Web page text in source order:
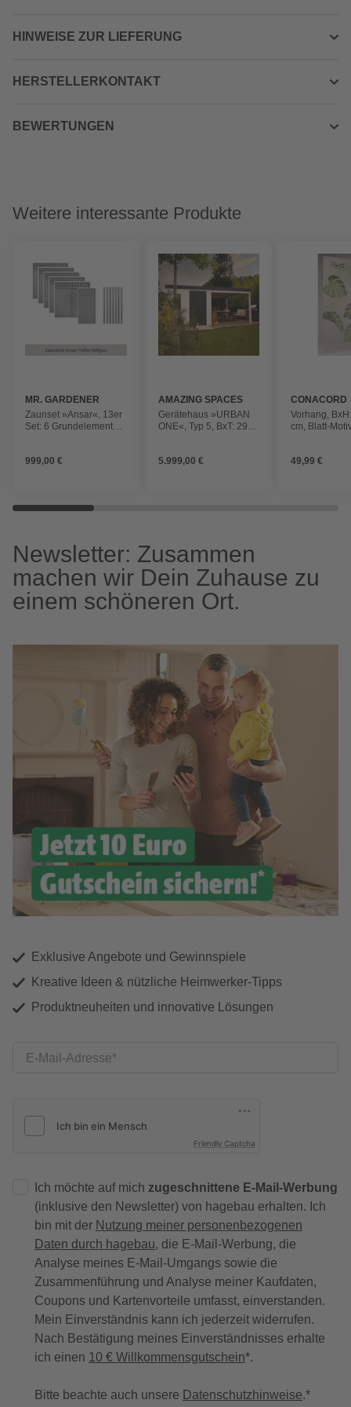
HINWEISE ZUR LIEFERUNG
HERSTELLERKONTAKT
BEWERTUNGEN
Weitere interessante Produkte
MR. GARDENER
Zaunset »Ansar«, 13er
Set: 6 Grundelemente,
999,00 €
AMAZING SPACES
Gerätehaus »URBAN
ONE«, Typ 5, BxT: 290
5.999,00 €
CONACORD
Vorhang,
cm, Blatt-
49,99 €
Newsletter: Zusammen
machen wir Dein Zuhause zu
einem schöneren Ort.
Exklusive Angebote und Gewinnspiele
Kreative Ideen & nützliche Heimwerker-Tipps
Produktneuheiten und innovative Lösungen
E-Mail-Adresse
Friendly Captcha
Ich möchte auf mich zugeschnittene E-Mail-Werbung
(inklusive den Newsletter) von hagebau erhalten. Ich
bin mit der Nutzung meiner personenbezogenen
Daten durch hagebau, die E-Mail-Werbung, die
Analyse meines E-Mail-Umgangs sowie die
Zusammenführung und Analyse meiner Kaufdaten,
Coupons und Kartenvorteile umfasst, einverstanden.
Mein Einverständnis kann ich jederzeit widerrufen.
Nach Bestätigung meines Einverständnisses erhalte
ich einen 10 € Willkommensgutschein*.
Bitte beachte auch unsere Datenschutzhinweise.